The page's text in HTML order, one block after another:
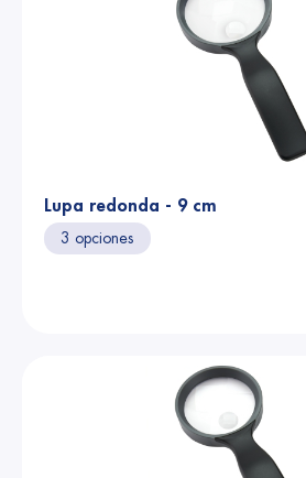
Lupa redonda - 9 cm
3 opciones